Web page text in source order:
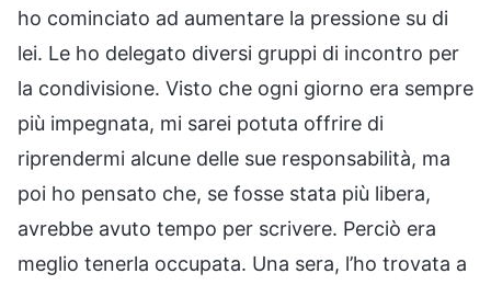
ho cominciato ad aumentare la pressione su di
lei. Le ho delegato diversi gruppi di incontro per
la condivisione. Visto che ogni giorno era sempre
più impegnata, mi sarei potuta offrire di
riprendermi alcune delle sue responsabilità, ma
poi ho pensato che, se fosse stata più libera,
avrebbe avuto tempo per scrivere. Perciò era
meglio tenerla occupata. Una sera, l’ho trovata a